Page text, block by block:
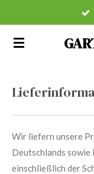
springen
Wir liefern unsere
Deutschlands sowie
einschließlich der